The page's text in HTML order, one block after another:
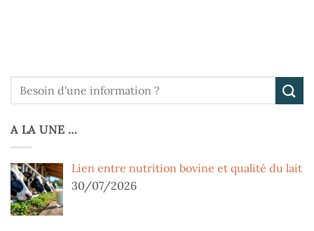
A LA UNE …
Lien entre nutrition bovine et qualité du lait
30/07/2026